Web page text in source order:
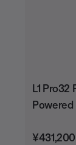
L1
Powered
価格:
¥431,200